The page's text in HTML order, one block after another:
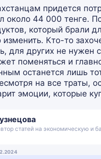
придется
около 44 000 тенге.
который брали
Кто-то
для других не нужен
поменяться и
останется лишь
на все траты,
эмоции, которые
статей на экономическую и